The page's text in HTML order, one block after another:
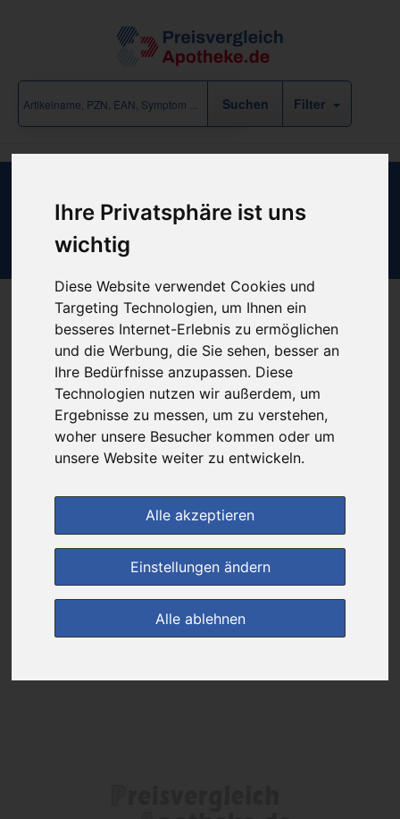
Ihre Privatsphäre ist uns
wichtig
Diese Website verwendet Cookies und
Targeting Technologien, um Ihnen ein
besseres Internet-Erlebnis zu ermöglichen
und die Werbung, die Sie sehen, besser an
Ihre Bedürfnisse anzupassen. Diese
Technologien nutzen wir außerdem, um
Ergebnisse zu messen, um zu verstehen,
woher unsere Besucher kommen oder um
unsere Website weiter zu entwickeln.
Alle akzeptieren
Einstellungen ändern
Alle ablehnen
Filter
BARD PEG Basis-Set - Guidewire-
Produkt empfehlen
Kein Preis bekannt
Das gewünschte Produkt ist derzeit bei keinem unserer Partner
erhältlich.
Jetzt bewerten!
zur Startseite
Preisalarm